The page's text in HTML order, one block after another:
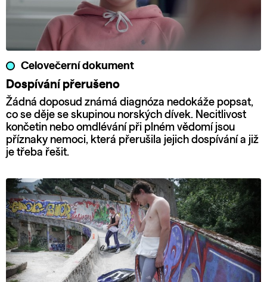
Celovečerní dokument
Dospívání přerušeno
Žádná doposud známá diagnóza nedokáže popsat,
co se děje se skupinou norských dívek. Necitlivost
končetin nebo omdlévání při plném vědomí jsou
příznaky nemoci, která přerušila jejich dospívání a již
je třeba řešit.